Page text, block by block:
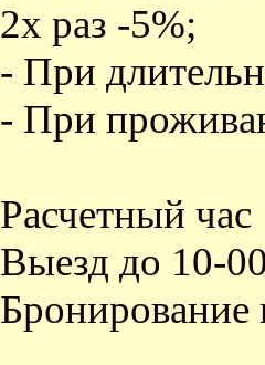
2х раз -5%;
- При
- При
Расчетный
Выезд до 10-
Бронирование